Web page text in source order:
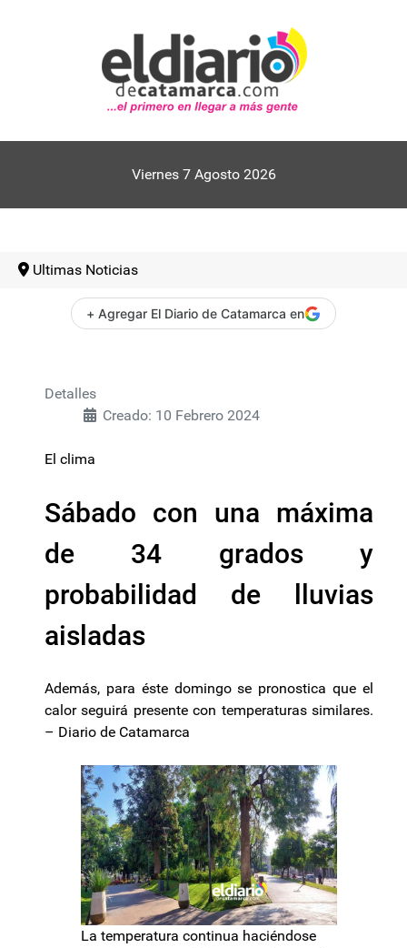
Viernes 7 Agosto 2026
Ultimas Noticias
+ Agregar El Diario de Catamarca en
Detalles
Creado: 10 Febrero 2024
El clima
Sábado con una máxima
de 34 grados y
probabilidad de lluvias
aisladas
Además, para éste domingo se pronostica que el
calor seguirá presente con temperaturas similares.
– Diario de Catamarca
La temperatura continua haciéndose